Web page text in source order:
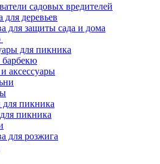
садовых вредителей
для деревьев
для защиты сада и дома
для пикника
барбекю
аксессуары
пикника
пикника
для розжига